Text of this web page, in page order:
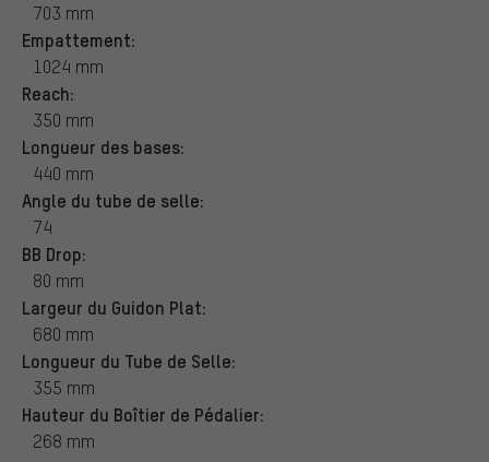
703 mm
Empattement:
1024 mm
Reach:
350 mm
Longueur des bases:
440 mm
Angle du tube de selle:
74
BB Drop:
80 mm
Largeur du Guidon Plat:
680 mm
Longueur du Tube de Selle:
355 mm
Hauteur du Boîtier de Pédalier:
268 mm